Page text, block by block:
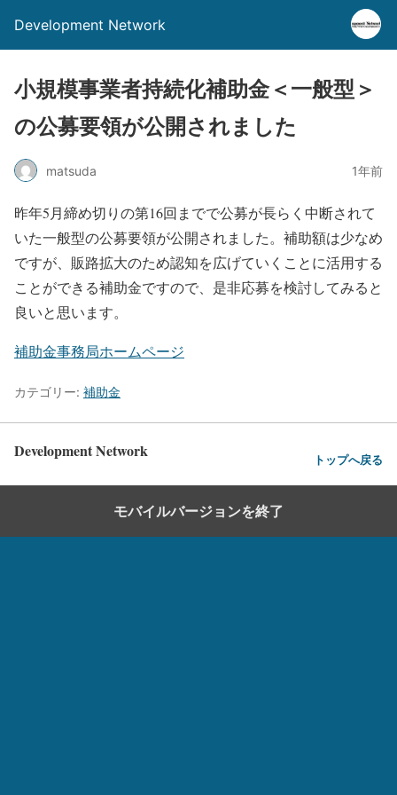
Development Network
小規模事業者持続化補助金＜一般型＞
の公募要領が公開されました
matsuda 1年前
昨年5月締め切りの第16回までで公募が長らく中断されて
いた一般型の公募要領が公開されました。補助額は少なめ
ですが、販路拡大のため認知を広げていくことに活用する
ことができる補助金ですので、是非応募を検討してみると
良いと思います。
補助金事務局ホームページ
カテゴリー: 補助金
Development Network トップへ戻る
モバイルバージョンを終了